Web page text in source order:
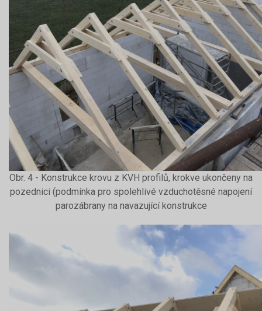
Obr. 4 - Konstrukce krovu z KVH profilů, krokve ukončeny na
pozednici (podmínka pro spolehlivé vzduchotěsné napojení
parozábrany na navazující konstrukce